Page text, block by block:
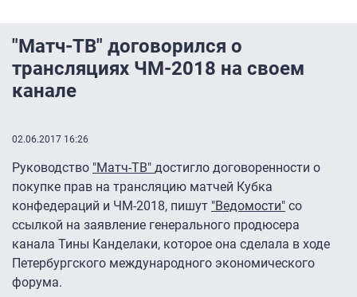
"Матч-ТВ" договорился о
трансляциях ЧМ-2018 на своем
канале
02.06.2017 16:26
Руководство "Матч-ТВ" достигло договоренности о
покупке прав на трансляцию матчей Кубка
конфедераций и ЧМ-2018, пишут "Ведомости" со
ссылкой на заявление генерального продюсера
канала Тины Канделаки, которое она сделала в ходе
Петербургского международного экономического
форума.